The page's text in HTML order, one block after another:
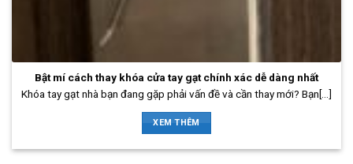
Bật mí cách thay khóa cửa tay gạt chính xác dễ dàng nhất
Khóa tay gạt nhà bạn đang gặp phải vấn đề và cần thay mới? Bạn[...]
XEM THÊM